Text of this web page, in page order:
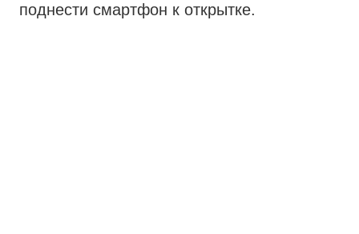
поднести смартфон к открытке.